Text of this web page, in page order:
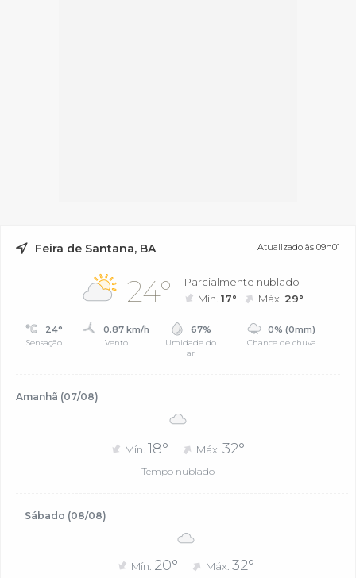
Feira de Santana, BA Atualizado às 09h01
24°
Parcialmente nublado
Mín.17° Máx. 29°
24°
Sensação
0.87 km/h
Vento
67%
Umidade do
ar
0% (0mm)
Chance de chuva
Amanhã (07/08)
Mín. 18° Máx. 32°
Tempo nublado
Sábado (08/08)
Mín. 20° Máx.32°